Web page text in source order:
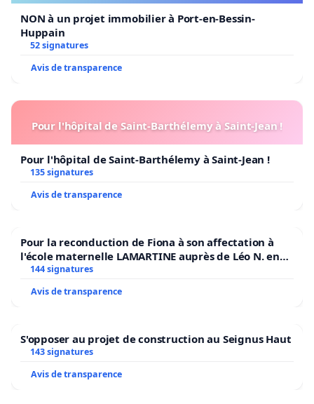
scolaire de qualité à prix réduit[vii].
Et finies les activités gratuites en académie[viii].
À moins de pouvoir y mettre le prix.
En secondaire, à ce stade, rien ne précise les
conditions d’encadrement de nos enfants passés
sans CEB[ix].
Et la pénurie d’enseignants s’annonce noire, très
Enfin, plus rien ne garantit à nos plus grands l’accès
aux études supérieures[xi].
NON à un projet immobilier à Port-en-Bessin-
Huppain
52 signatures
Avis de transparence
Pour l'hôpital de Saint-Barthélemy à Saint-Jean !
Pour l'hôpital de Saint-Barthélemy à Saint-Jean !
135 signatures
Avis de transparence
Pour la reconduction de Fiona à son affectation à
l'école maternelle LAMARTINE auprès de Léo N. en
2026/2027
144 signatures
Avis de transparence
S'opposer au projet de construction au Seignus Haut
143 signatures
Avis de transparence